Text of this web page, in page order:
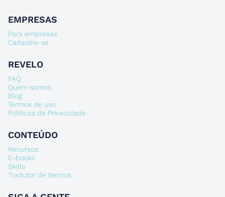
EMPRESAS
Para empresas
Cadastre-se
REVELO
FAQ
Quem somos
Blog
Termos de uso
Políticas de Privacidade
CONTEÚDO
Recursos
E-books
Skills
Tradutor de termos